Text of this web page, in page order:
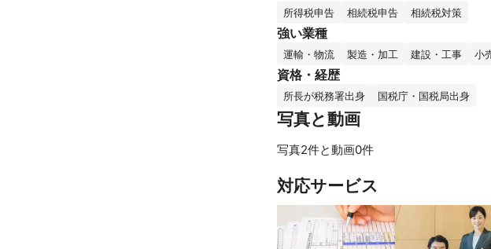
所得税申告 相続税申告 相続税対策
強い業種
運輸・物流 製造・加工 建設・工事 小
資格・経歴
所長が税務署出身 国税庁・国税局出身
写真と動画
写真2件と動画0件
対応サービス